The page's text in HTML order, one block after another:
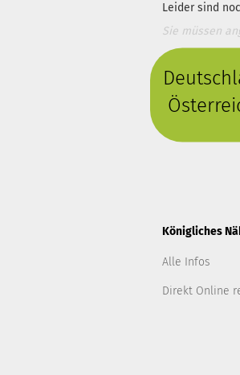
Leider sind
Sie müssen
Königliches
Alle Infos
Direkt Online